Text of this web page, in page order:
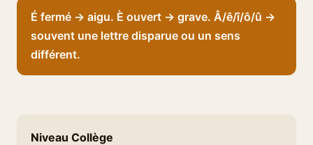
É fermé → aigu. È ouvert → grave. Â/ê/î/ô/û →
souvent une lettre disparue ou un sens
différent.
Niveau Collège